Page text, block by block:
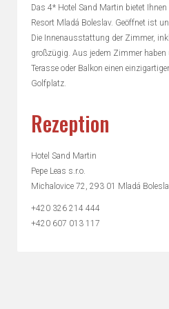
Das 4* Hotel Sand Martin bietet
Resort Mladá Boleslav. Geöffnet ist
Die Innenausstattung der Zimmer,
großzügig. Aus jedem Zimmer haben
Terasse oder Balkon einen
Golfplatz.
Rezeption
Hotel Sand Martin
Pepe Leas s.r.o.
Michalovice 72, 293 01 Mladá
+420 326 214 444
+420 607 013 117